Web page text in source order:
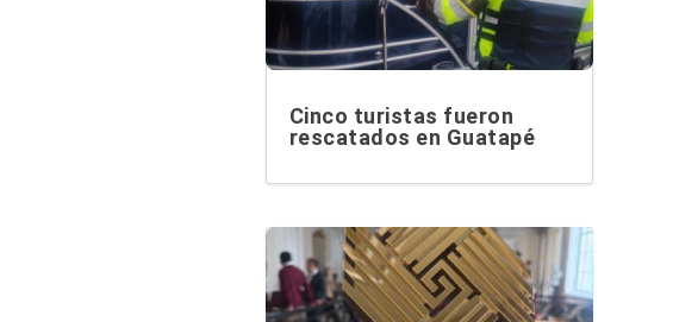
Cinco turistas fueron
rescatados en Guatapé